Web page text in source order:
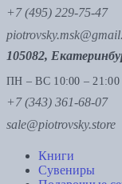
+7 (495) 229-75-47
105082,
ПН – ВС 10:00 – 21:00
+7 (343) 361-68-07
sale@piotrovsky.store
Книги
Сувениры